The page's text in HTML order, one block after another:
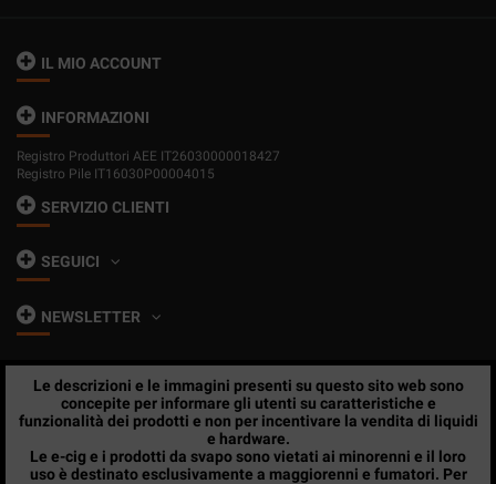
IL MIO ACCOUNT
INFORMAZIONI
Registro Produttori AEE IT26030000018427
Registro Pile IT16030P00004015
SERVIZIO CLIENTI
SEGUICI
NEWSLETTER
Le descrizioni e le immagini presenti su questo sito web sono
concepite per informare gli utenti su caratteristiche e
funzionalità dei prodotti e non per incentivare la vendita di liquidi
e hardware.
Le e-cig e i prodotti da svapo sono vietati ai minorenni e il loro
uso è destinato esclusivamente a maggiorenni e fumatori. Per